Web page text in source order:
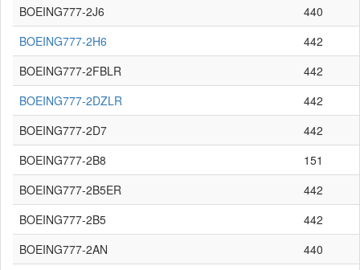
BOEING777-2J6
440
BOEING777-2H6
442
BOEING777-2FBLR
442
BOEING777-2DZLR
442
BOEING777-2D7
442
BOEING777-2B8
151
BOEING777-2B5ER
442
BOEING777-2B5
442
BOEING777-2AN
440